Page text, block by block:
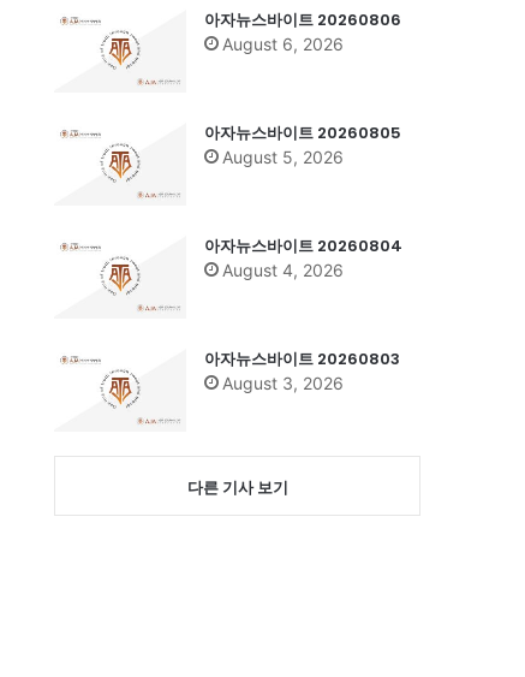
아자뉴스바이트 20260806
August 6, 2026
아자뉴스바이트 20260805
August 5, 2026
아자뉴스바이트 20260804
August 4, 2026
아자뉴스바이트 20260803
August 3, 2026
다른 기사 보기